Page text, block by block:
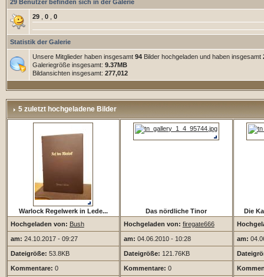
29 Benutzer befinden sich in der Galerie
29, 0, 0
Statistik der Galerie
Unsere Mitglieder haben insgesamt 94Bilder hochgeladen und haben insgesamt
Galeriegröße insgesamt: 9.37MB
Bildansichten insgesamt: 277,012
5 zuletzt hochgeladene Bilder
Warlock Regelwerk in Lede...
Hochgeladen von: Bush
am: 24.10.2017 - 09:27
Dateigröße: 53.8KB
Kommentare: 0
Das nördliche Tinor
Hochgeladen von: firegate666
am: 04.06.2010 - 10:28
Dateigröße: 121.76KB
Kommentare: 0
Die
am: